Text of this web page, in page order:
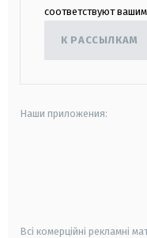
соответствуют
К РАССЫЛКАМ
Наши приложения:
Всі комерційні рекламні